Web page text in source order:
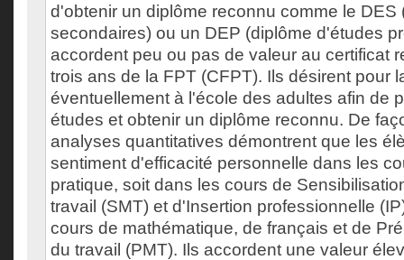
d'obtenir un diplôme reconnu comme le DES
secondaires) ou un DEP (diplôme d'études
accordent peu ou pas de valeur au certificat
trois ans de la FPT (CFPT). Ils désirent pour
éventuellement à l'école des adultes afin de
études et obtenir un diplôme reconnu. De
analyses quantitatives démontrent que les
sentiment d'efficacité personnelle dans les
pratique, soit dans les cours de
travail (SMT) et d'Insertion professionnelle
cours de mathématique, de français et de
du travail (PMT). Ils accordent une valeur